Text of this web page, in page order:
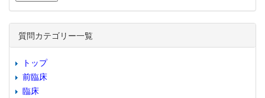
質問カテゴリー一覧
トップ
前臨床
臨床